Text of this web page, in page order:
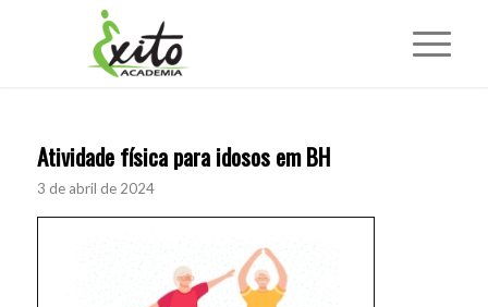
Atividade física para idosos em BH
3 de abril de 2024